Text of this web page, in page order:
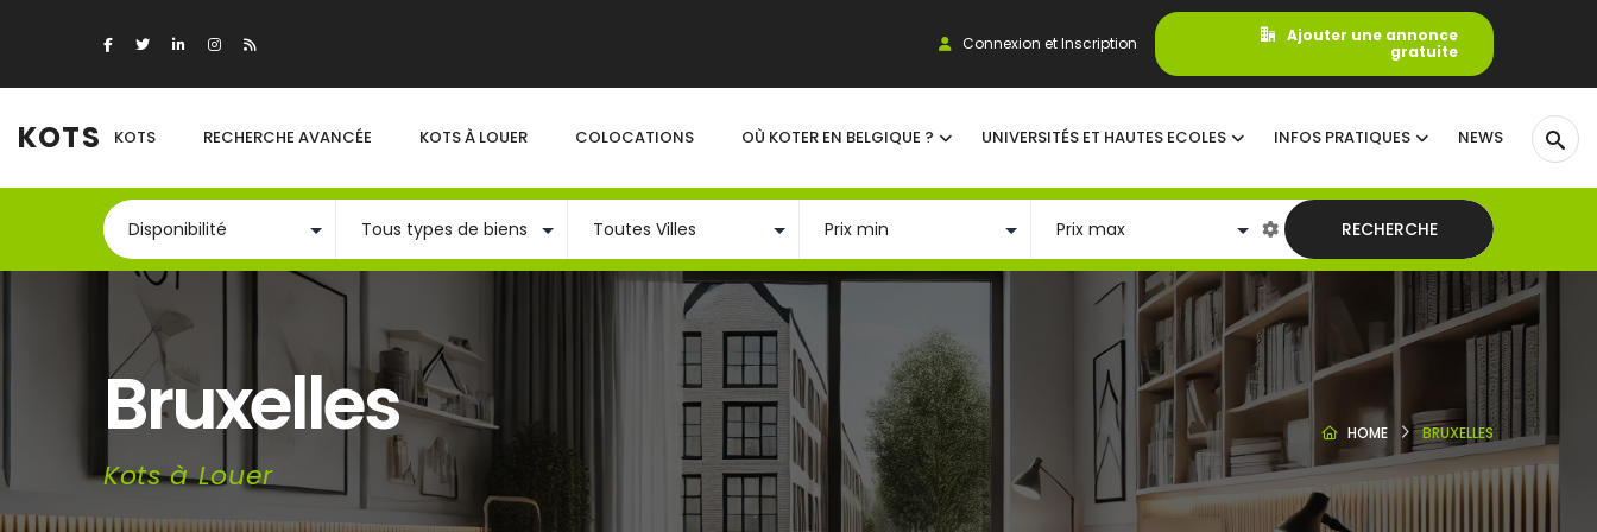
Connexion et Inscription
Ajouter une annonce
gratuite
KOTS KOTS RECHERCHE AVANCÉE KOTS À LOUER COLOCATIONS OÙ KOTER EN BELGIQUE ? UNIVERSITÉS ET HAUTES ECOLES INFOS PRATIQUES NEWS
RECHERCHE
Bruxelles
Kots à Louer
HOME BRUXELLES